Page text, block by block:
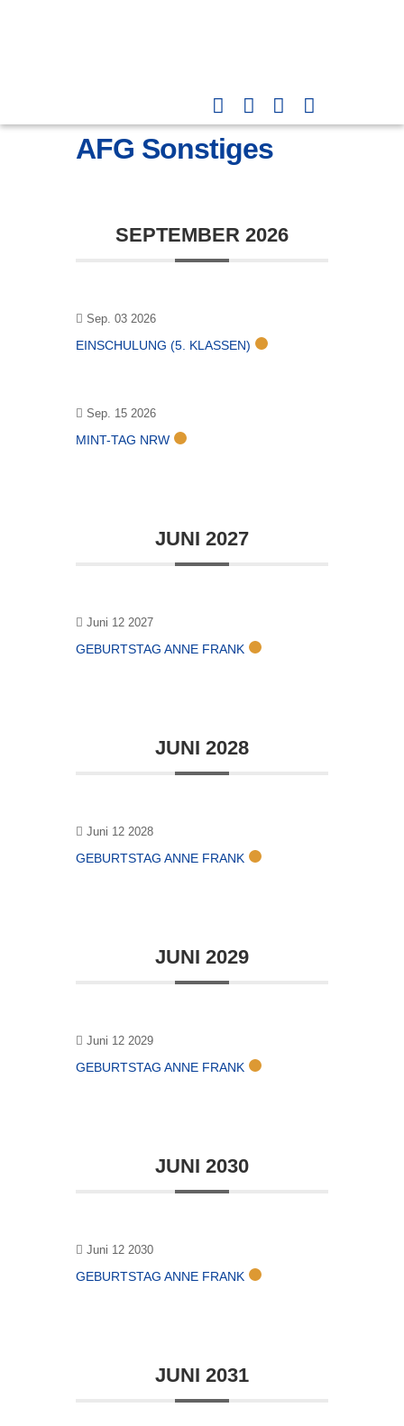
AFG Sonstiges
SEPTEMBER 2026
Sep. 03 2026
EINSCHULUNG (5. KLASSEN)
Sep. 15 2026
MINT-TAG NRW
JUNI 2027
Juni 12 2027
GEBURTSTAG ANNE FRANK
JUNI 2028
Juni 12 2028
GEBURTSTAG ANNE FRANK
JUNI 2029
Juni 12 2029
GEBURTSTAG ANNE FRANK
JUNI 2030
Juni 12 2030
GEBURTSTAG ANNE FRANK
JUNI 2031